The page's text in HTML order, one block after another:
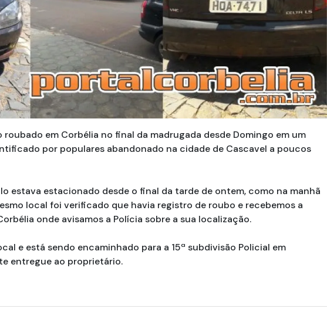
em Corbélia no final da madrugada desde Domingo em um
por populares abandonado na cidade de Cascavel a poucos
estava estacionado desde o final da tarde de ontem, como na manhã
local foi verificado que havia registro de roubo e recebemos a
onde avisamos a Polícia sobre a sua localização.
e está sendo encaminhado para a 15ª subdivisão Policial em
entregue ao proprietário.